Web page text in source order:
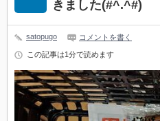
きました(#^.^#)
satopugo コメントを書く
この記事は1分で読めます